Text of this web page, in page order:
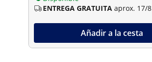
ENTREGA GRATUITA aprox. 17/8
Añadir a la cesta